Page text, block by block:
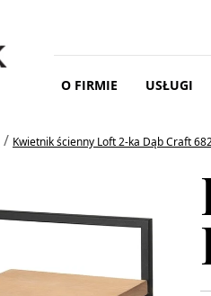
O FIRMIE USŁUGI
/ Kwietnik ścienny Loft 2-ka Dąb Craft